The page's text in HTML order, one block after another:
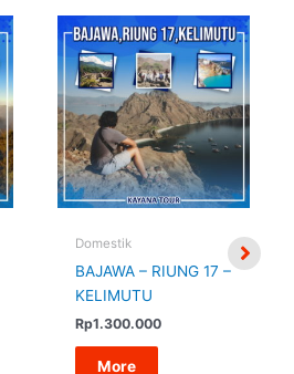
Domestik
BAJAWA – RIUNG 17 –
KELIMUTU
Rp1.300.000
More